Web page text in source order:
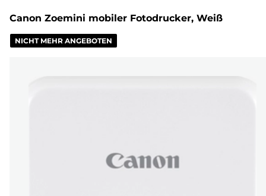
Canon Zoemini mobiler Fotodrucker, Weiß
NICHT MEHR ANGEBOTEN